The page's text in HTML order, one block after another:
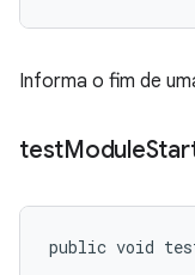
Informa o fim de
testModule
public void